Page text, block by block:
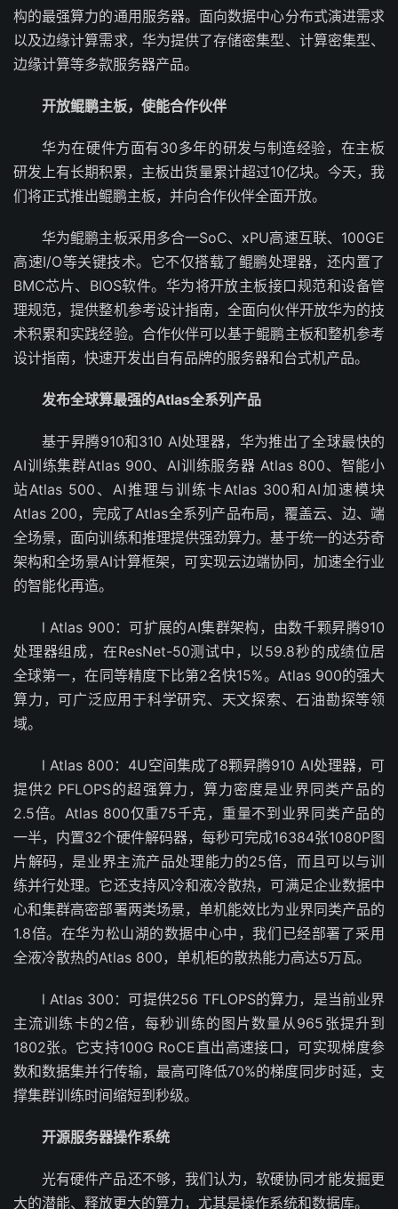
构的最强算力的通用服务器。面向数据中心分布式演进需求
以及边缘计算需求，华为提供了存储密集型、计算密集型、
边缘计算等多款服务器产品。
开放鲲鹏主板，使能合作伙伴
华为在硬件方面有30多年的研发与制造经验，在主板
研发上有长期积累，主板出货量累计超过10亿块。今天，我
们将正式推出鲲鹏主板，并向合作伙伴全面开放。
华为鲲鹏主板采用多合一SoC、xPU高速互联、100GE
高速I/O等关键技术。它不仅搭载了鲲鹏处理器，还内置了
BMC芯片、BIOS软件。华为将开放主板接口规范和设备管
理规范，提供整机参考设计指南，全面向伙伴开放华为的技
术积累和实践经验。合作伙伴可以基于鲲鹏主板和整机参考
设计指南，快速开发出自有品牌的服务器和台式机产品。
发布全球算最强的Atlas全系列产品
基于昇腾910和310 AI处理器，华为推出了全球最快的
AI训练集群Atlas 900、AI训练服务器 Atlas 800、智能小
站Atlas 500、AI推理与训练卡Atlas 300和AI加速模块
Atlas 200，完成了Atlas全系列产品布局，覆盖云、边、端
全场景，面向训练和推理提供强劲算力。基于统一的达芬奇
架构和全场景AI计算框架，可实现云边端协同，加速全行业
的智能化再造。
l Atlas 900：可扩展的AI集群架构，由数千颗昇腾910
处理器组成，在ResNet-50测试中，以59.8秒的成绩位居
全球第一，在同等精度下比第2名快15%。Atlas 900的强大
算力，可广泛应用于科学研究、天文探索、石油勘探等领
域。
l Atlas 800：4U空间集成了8颗昇腾910 AI处理器，可
提供2 PFLOPS的超强算力，算力密度是业界同类产品的
2.5倍。Atlas 800仅重75千克，重量不到业界同类产品的
一半，内置32个硬件解码器，每秒可完成16384张1080P图
片解码，是业界主流产品处理能力的25倍，而且可以与训
练并行处理。它还支持风冷和液冷散热，可满足企业数据中
心和集群高密部署两类场景，单机能效比为业界同类产品的
1.8倍。在华为松山湖的数据中心中，我们已经部署了采用
全液冷散热的Atlas 800，单机柜的散热能力高达5万瓦。
l Atlas 300：可提供256 TFLOPS的算力，是当前业界
主流训练卡的2倍，每秒训练的图片数量从965张提升到
1802张。它支持100G RoCE直出高速接口，可实现梯度参
数和数据集并行传输，最高可降低70%的梯度同步时延，支
撑集群训练时间缩短到秒级。
开源服务器操作系统
光有硬件产品还不够，我们认为，软硬协同才能发掘更
大的潜能、释放更大的算力，尤其是操作系统和数据库。